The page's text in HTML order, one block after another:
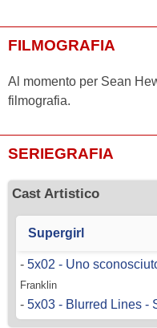
FILMOGRAFIA
Al momento per Sean
filmografia.
SERIEGRAFIA
Cast Artistico
Supergirl
- 5x02 - Uno
Franklin
- 5x03 - Blurred Lines -